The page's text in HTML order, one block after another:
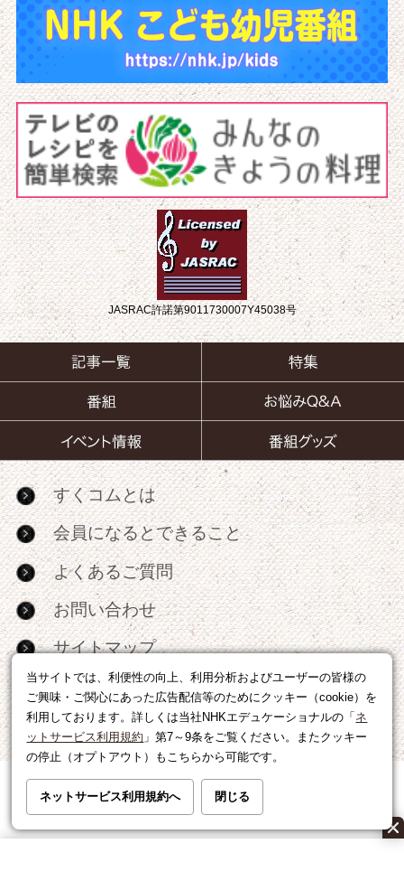
当サイトでは、利便性の向上、利用分析およびユーザーの皆様の
ご興味・ご関心にあった広告配信等のためにクッキー（cookie）を
利用しております。詳しくは当社NHKエデュケーショナルの「 ネ
ットサービス利用規約 」第7～9条をご覧ください。またクッキー
の停止（オプトアウト）もこちらから可能です。
ネットサービス利用規約へ 閉じる
JASRAC許諾第9011730007Y45038号
すくコムとは
会員になるとできること
よくあるご質問
お問い合わせ
サイトマップ
RSS
広告出稿・パートナーシップについて
利用規約|個人情報の取り扱いについて
運営会社|広告に関するお問い合わせ